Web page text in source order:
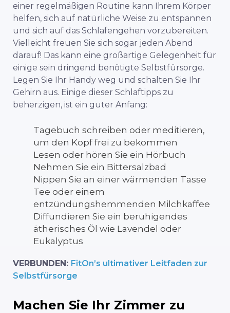
einer regelmäßigen Routine kann Ihrem Körper
helfen, sich auf natürliche Weise zu entspannen
und sich auf das Schlafengehen vorzubereiten.
Vielleicht freuen Sie sich sogar jeden Abend
darauf! Das kann eine großartige Gelegenheit für
einige sein dringend benötigte Selbstfürsorge.
Legen Sie Ihr Handy weg und schalten Sie Ihr
Gehirn aus. Einige dieser Schlaftipps zu
beherzigen, ist ein guter Anfang:
Tagebuch schreiben oder meditieren,
um den Kopf frei zu bekommen
Lesen oder hören Sie ein Hörbuch
Nehmen Sie ein Bittersalzbad
Nippen Sie an einer wärmenden Tasse
Tee oder einem
entzündungshemmenden Milchkaffee
Diffundieren Sie ein beruhigendes
ätherisches Öl wie Lavendel oder
Eukalyptus
VERBUNDEN: FitOn’s ultimativer Leitfaden zur
Selbstfürsorge
Machen Sie Ihr Zimmer zu